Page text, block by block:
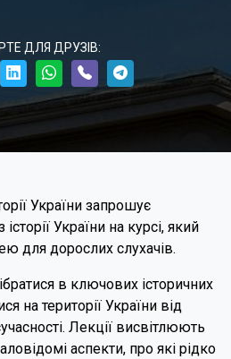
ДЛЯ ДРУЗІВ:
України запрошує
України на курсі, який
для дорослих слухачів.
в ключових історичних
на території України від
Лекції висвітлюють
аспекти, про які рідко